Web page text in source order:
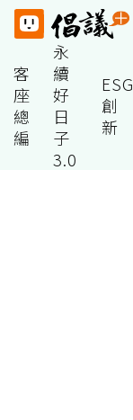
客
座
總
編
永
續
好
日
子
3.0
ESG
創
新